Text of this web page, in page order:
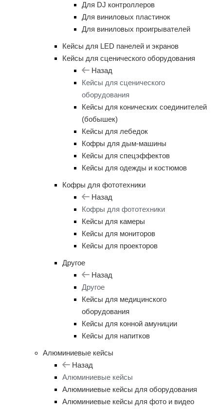
Для DJ контроллеров
Для виниловых пластинок
Для виниловых проигрывателей
Кейсы для LED панелей и экранов
Кейсы для сценического оборудования
Назад
Кейсы для сценического
оборудования
Кейсы для конических соединителей
(бобышек)
Кейсы для лебедок
Кофры для дым-машины
Кейсы для спецэффектов
Кейсы для одежды и костюмов
Кофры для фототехники
Назад
Кофры для фототехники
Кейсы для камеры
Кейсы для мониторов
Кейсы для проекторов
Другое
Назад
Другое
Кейсы для медицинского
оборудования
Кейсы для конной амуниции
Кейсы для напитков
Алюминиевые кейсы
Назад
Алюминиевые кейсы
Алюминиевые кейсы для оборудования
Алюминиевые кейсы для фото и видео